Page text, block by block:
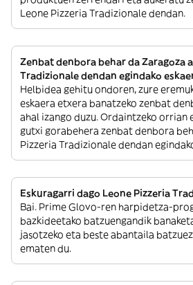
Leone Pizzeria Tradizionale dendan.
Zenbat denbora behar da Zaragoza
Tradizionale dendan egindako
Helbidea gehitu ondoren, zure
eskaera etxera banatzeko zenbat
ahal izango duzu. Ordaintzeko orrian
gutxi gorabehera zenbat denbora
Pizzeria Tradizionale dendan
Eskuragarri dago Leone Pizzeria
Bai. Prime Glovo-ren harpidetza-
bazkideetako batzuengandik
jasotzeko eta beste abantaila
ematen du.